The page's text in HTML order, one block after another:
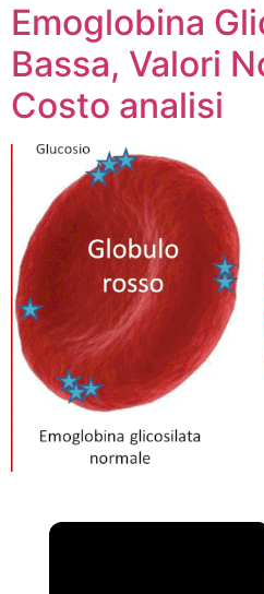
Emoglobina
Bassa, Valori
Costo analisi
×